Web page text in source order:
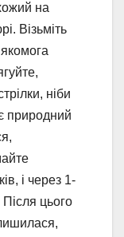
на
Візьміть
ніби
природний
і через 1-
цього